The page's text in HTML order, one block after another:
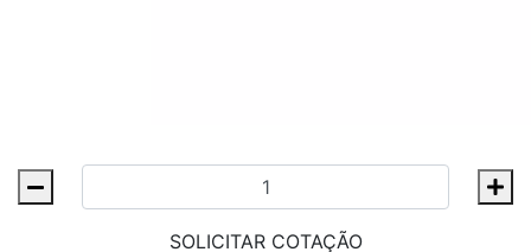
SOLICITAR COTAÇÃO